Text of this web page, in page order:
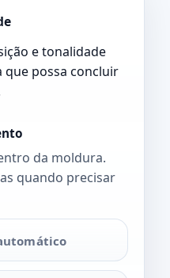
e tonalidade
possa concluir
da moldura.
quando precisar